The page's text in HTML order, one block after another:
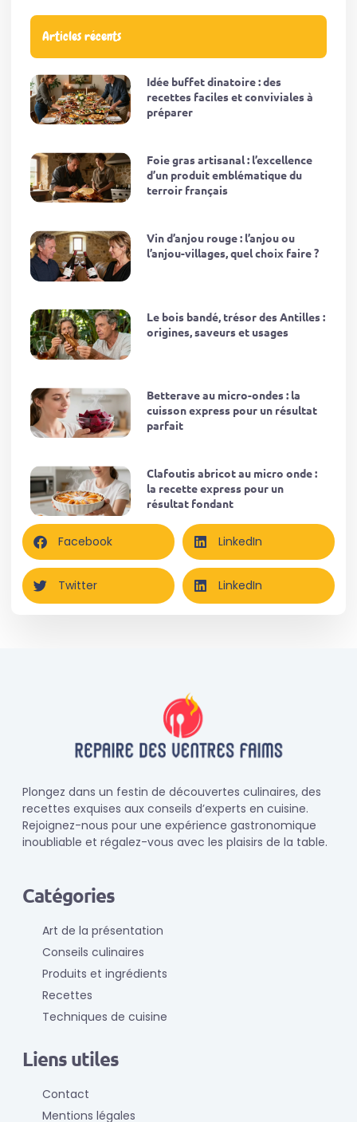
Articles récents
Idée buffet dinatoire : des
recettes faciles et conviviales à
préparer
Foie gras artisanal : l’excellence
d’un produit emblématique du
terroir français
Vin d’anjou rouge : l’anjou ou
l’anjou-villages, quel choix faire ?
Le bois bandé, trésor des Antilles :
origines, saveurs et usages
Betterave au micro-ondes : la
cuisson express pour un résultat
parfait
Clafoutis abricot au micro onde :
la recette express pour un
résultat fondant
Facebook LinkedIn
Twitter LinkedIn
Plongez dans un festin de découvertes culinaires, des
recettes exquises aux conseils d’experts en cuisine.
Rejoignez-nous pour une expérience gastronomique
inoubliable et régalez-vous avec les plaisirs de la table.
Catégories
Art de la présentation
Conseils culinaires
Produits et ingrédients
Recettes
Techniques de cuisine
Liens utiles
Contact
Mentions légales